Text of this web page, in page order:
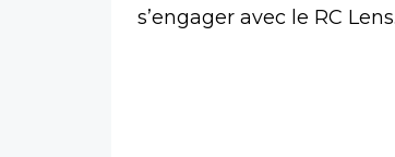
s’engager avec le RC Lens.